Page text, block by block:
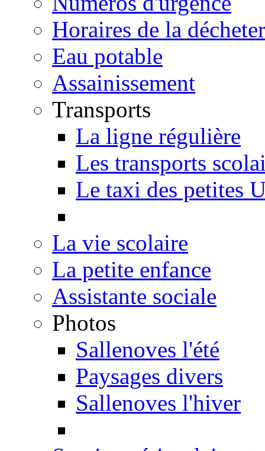
Horaires de la
Eau potable
Assainissement
Transports
La ligne régulière
Les transports
Le taxi des petites
La vie scolaire
La petite enfance
Assistante sociale
Photos
Sallenoves l'été
Paysages divers
Sallenoves l'hiver